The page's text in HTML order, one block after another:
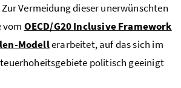
Vermeidung dieser unerwünschten
vom OECD/G20Inclusive Framework
Modellerarbeitet, auf das sich im
politisch geeinigt